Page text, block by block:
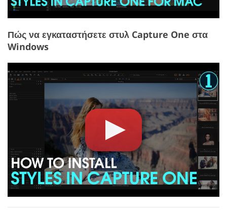
Πώς να εγκαταστήσετε στυλ Capture One στα
Windows